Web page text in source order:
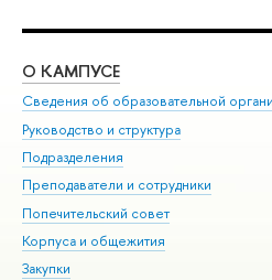
О КАМПУСЕ
Сведения об образовательной
Руководство и структура
Подразделения
Преподаватели и сотрудники
Попечительский совет
Корпуса и общежития
Закупки